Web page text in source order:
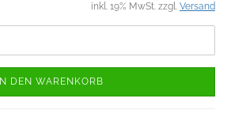
inkl. 19% MwSt. zzgl. Versand
IN DEN WARENKORB